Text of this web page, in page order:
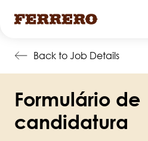
para
conteúdo
Back to Job Details
Formulário de
candidatura